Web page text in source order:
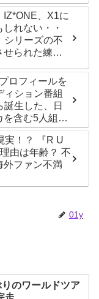
がかわいい
IZ*ONE、X1に
れない・・
シリーズの不
せられた練習
ロフィールを
ィション番組
誕生した、日
を含む5人組ガ
ビュー曲
なりの大ヒッ
実！？ 『R U
由は年齢？ 不
外ファン不満
01y
のワールドツア